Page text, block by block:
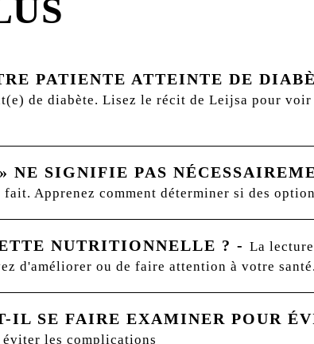
PATIENTE ATTEINTE DE
de diabète. Lisez le récit de Leijsa pour
NE SIGNIFIE PAS
Apprenez comment déterminer si des
NUTRITIONNELLE ? - La
d'améliorer ou de faire attention à votre santé.
IL SE FAIRE EXAMINER POUR
les complications